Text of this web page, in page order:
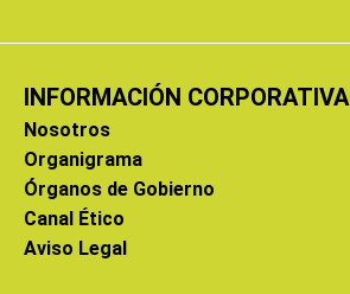
INFORMACIÓN CORPORATIVA
Nosotros
Organigrama
Órganos de Gobierno
Canal Ético
Aviso Legal